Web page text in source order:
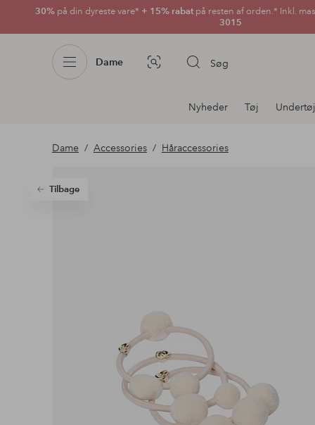
30% på din dyreste vare* + 15% rabatpå resten af orden.* Inkl.
3015
Dame Billedsøgning Søg
Afdelningsnavigation
Nyheder Tøj Undertøj
Dame Accessories Håraccessories
Tilbage